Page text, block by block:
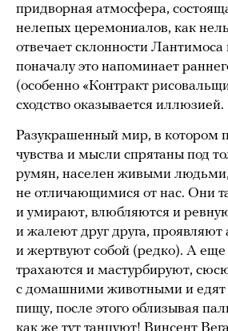
придворная атмосфера,
нелепых церемониалов, как
отвечает склонности Лантимоса
поначалу это напоминает
(особенно «Контракт
сходство оказывается иллюзией.
Разукрашенный мир, в котором
чувства и мысли спрятаны под
румян, населен живыми
не отличающимися от нас. Они
и умирают, влюбляются и
и жалеют друг друга, проявляют
и жертвуют собой (редко). А
трахаются и мастурбируют,
с домашними животными и едят
пищу, после этого облизывая